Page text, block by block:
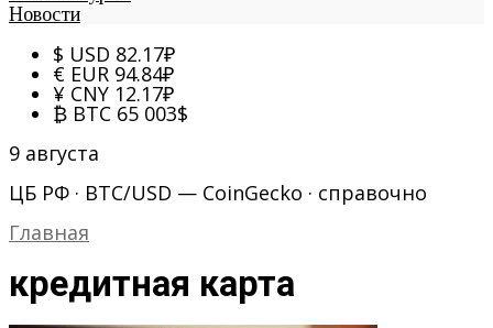
Новости
$ USD 82.17₽
€ EUR 94.84₽
¥ CNY 12.17₽
₿ BTC 65 003$
9 августа
ЦБ РФ · BTC/USD — CoinGecko · справочно
Главная
кредитная карта